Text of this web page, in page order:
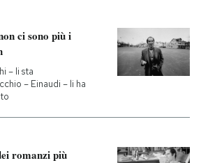
Consumismi
Ok Boomer!
Mondiali calcio 2026
ci sono più i
– li sta
– Einaudi – li ha
romanzi più